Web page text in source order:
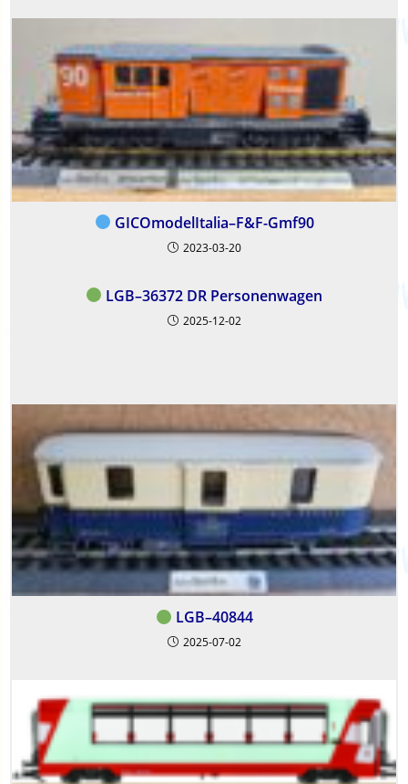
GICOmodelItalia–F&F-Gmf90
2023-03-20
LGB–36372 DR Personenwagen
2025-12-02
LGB–40844
2025-07-02